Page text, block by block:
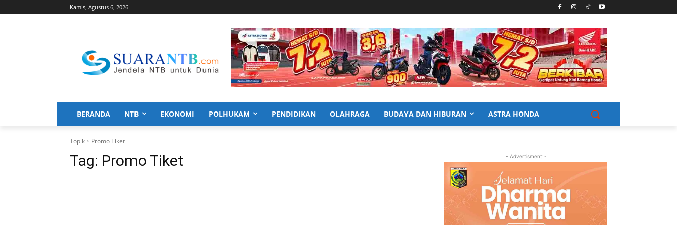
Kamis, Agustus 6, 2026
BERANDA NTB EKONOMI POLHUKAM PENDIDIKAN OLAHRAGA BUDAYA DAN HIBURAN ASTRA HONDA
Topik Promo Tiket
Tag: Promo Tiket - Advertisment -